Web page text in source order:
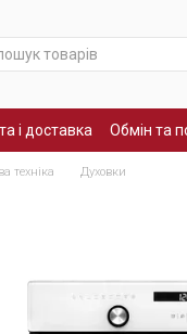
і доставка Обмін та
техніка Духовки